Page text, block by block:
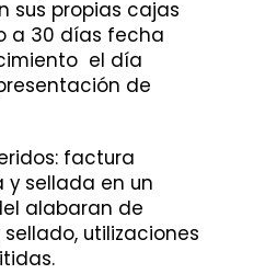
sus propias cajas
a 30 días fecha
el día
de
factura
sellada en un
alabaran de
utilizaciones